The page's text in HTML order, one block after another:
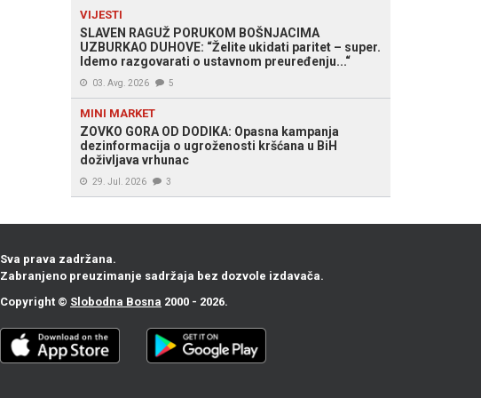
VIJESTI
SLAVEN RAGUŽ PORUKOM BOŠNJACIMA
UZBURKAO DUHOVE: “Želite ukidati paritet – super.
Idemo razgovarati o ustavnom preuređenju...“
03. Avg. 2026 5
MINI MARKET
ZOVKO GORA OD DODIKA: Opasna kampanja
dezinformacija o ugroženosti kršćana u BiH
doživljava vrhunac
29. Jul. 2026 3
Sva prava zadržana.
Zabranjeno preuzimanje sadržaja bez dozvole izdavača.
Copyright © Slobodna Bosna 2000 - 2026.